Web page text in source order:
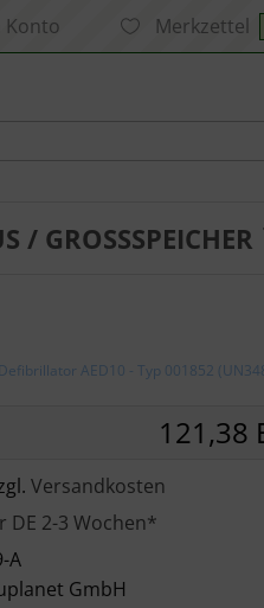
Konto Merkzettel
GROSSSPEICHER
AED10 - Typ 001852
121,38
Versandkosten
DE 2-3 Wochen*
A
GmbH